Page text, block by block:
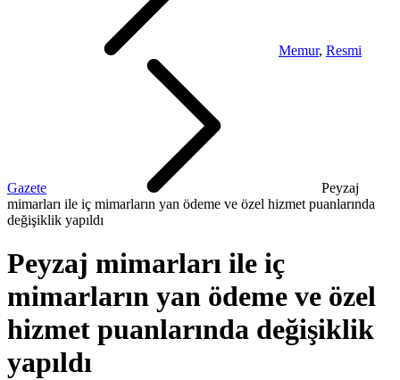
Memur, Resmi
Gazete
Peyzaj
mimarları ile iç mimarların yan ödeme ve özel hizmet puanlarında
değişiklik yapıldı
Peyzaj mimarları ile iç
mimarların yan ödeme ve özel
hizmet puanlarında değişiklik
yapıldı